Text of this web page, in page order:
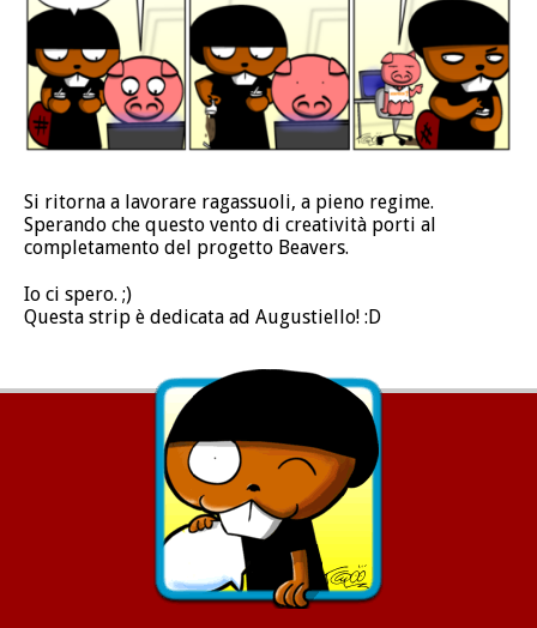
Si ritorna a lavorare ragassuoli, a pieno regime.
Sperando che questo vento di creatività porti al
completamento del progetto Beavers.
Io ci spero. ;)
Questa strip è dedicata ad Augustiello! :D